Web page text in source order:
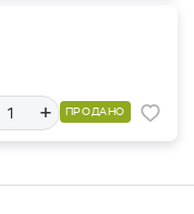
+ ПРОДАНО